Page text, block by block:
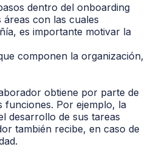
dentro del onboarding
con las cuales
es importante motivar la
componen la organización,
obtiene por parte de
funciones. Por ejemplo, la
desarrollo de sus tareas
también recibe, en caso de